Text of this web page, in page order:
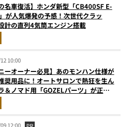
名車復活】ホンダ新型「CB400SF E-
が人気爆発の予感！次世代クラッ
計の直列4気筒エンジン搭載
10:00
ーオーナー必見】あのモンハン仕様が
奨用品に！オートサロンで熱狂を生ん
＆ノマド用「GOZELパーツ」が正規
ーで取り扱い開始
12:00 PR